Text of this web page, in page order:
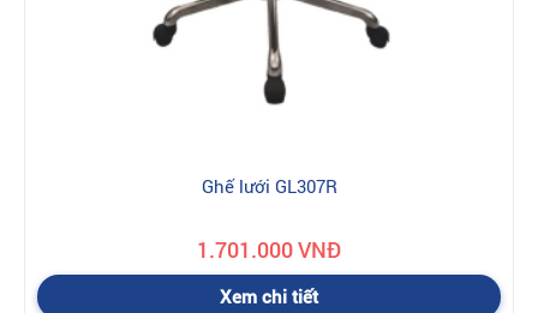
Ghế lưới GL307R
1.701.000 VNĐ
Xem chi tiết